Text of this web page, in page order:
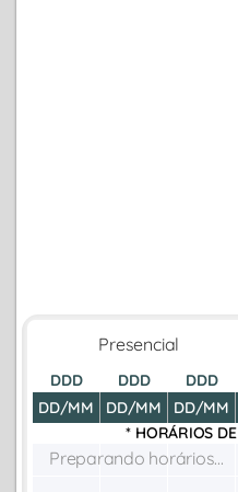
Presencial
DDD
DD/MM
DDD
DD/MM
DDD
DD/MM
* HORÁRIOS DE
Preparando horários...